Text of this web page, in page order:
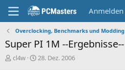
Anmelden
Overclocking, Benchmarks und Modding
Super PI 1M --Ergebnisse--
E
cl4w
E
28. Dez. 2006